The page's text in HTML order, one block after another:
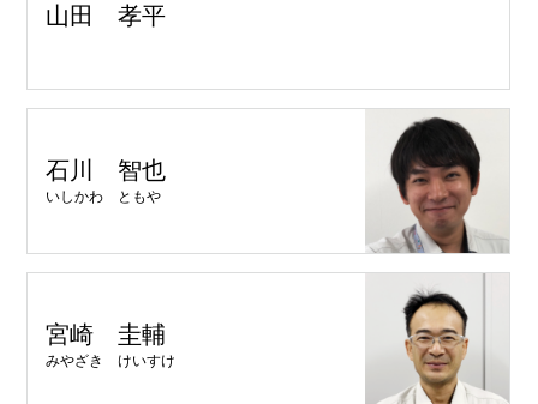
山田 孝平
石川 智也
いしかわ ともや
宮崎 圭輔
みやざき けいすけ